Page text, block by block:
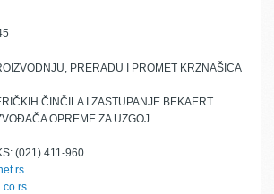
PRERADU I PROMET KRZNAŠICA
ČINČILA I ZASTUPANJE BEKAERT
OPREME ZA UZGOJ
(021) 411-960